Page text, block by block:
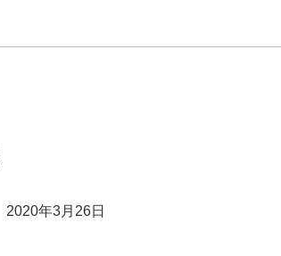
2020年3月26日